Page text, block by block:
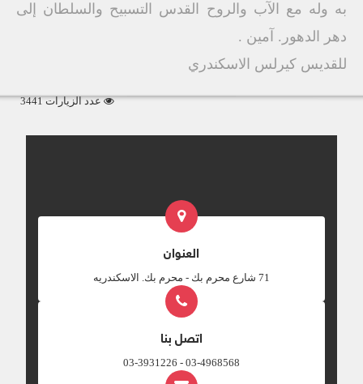
به وله مع الآب والروح القدس التسبيح والسلطان إلى
دهر الدهور. آمين .
للقديس كيرلس الاسكندري
عدد الزيارات 3441
العنوان
‎71 شارع محرم بك - محرم بك. الاسكندريه
اتصل بنا
03-4968568 - 03-3931226